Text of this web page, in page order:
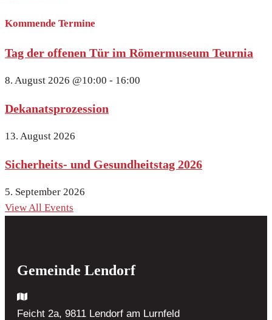
Kommende Termine
Tag der offenen Tür im Römermuseum Teurnia
8. August 2026 @10:00 - 16:00
Dekanatsprozession
13. August 2026
Sicherheits- und Gesundheitstag 2026
5. September 2026
View All Events
Gemeinde Lendorf
Feicht 2a, 9811 Lendorf am Lurnfeld